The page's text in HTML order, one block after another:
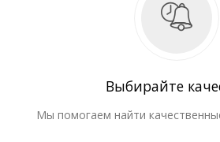
Выбирайте
Мы помогаем найти